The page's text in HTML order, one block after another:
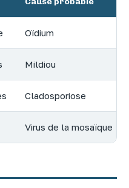
Oïdium
Mildiou
Cladosporiose
Virus de la mosaïque